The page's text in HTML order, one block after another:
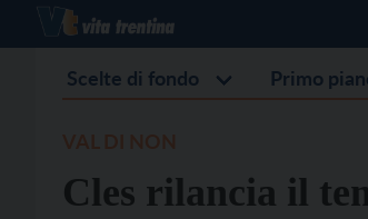
Scelte di fondo Primo
Cles rilancia il